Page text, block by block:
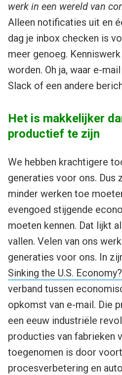
werk in een wereld van
Alleen notificaties uit en
dag je inbox checken is
meer genoeg.
worden. Oh ja, waar e-
Slack of een andere
Het is makkelijker
productief te zijn
We hebben krachtigere
generaties voor ons. Dus
minder werken toe
evengoed stijgende
moeten kennen. Dat lijkt
vallen. Velen van ons
generaties voor ons. In
Sinking the U.S. Economy?
verband tussen
opkomst van e-mail. Die
een eeuw industriële
producties van fabrieken
toegenomen is door
procesverbetering en